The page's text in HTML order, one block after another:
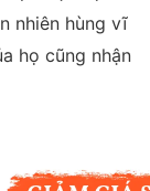
nhiên hùng vĩ
họ cũng nhận